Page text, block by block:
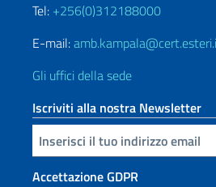
Tel: +256(0)312188000
E-mail:
Gli uffici della sede
Iscriviti alla nostra Newsletter
Inserisci la tua email
Accettazione GDPR